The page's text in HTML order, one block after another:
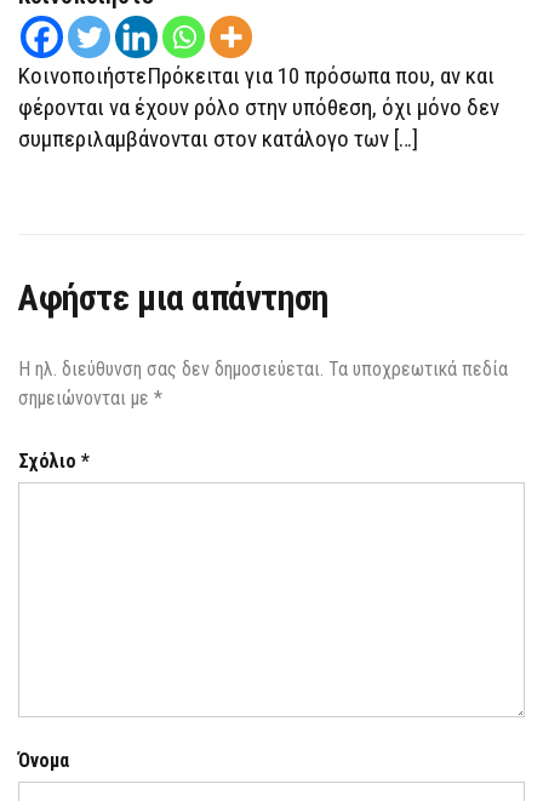
ΚοινοποιήστεΠρόκειται για 10 πρόσωπα που, αν και
φέρονται να έχουν ρόλο στην υπόθεση, όχι μόνο δεν
συμπεριλαμβάνονται στον κατάλογο των […]
Αφήστε μια απάντηση
Η ηλ. διεύθυνση σας δεν δημοσιεύεται. Τα υποχρεωτικά πεδία
σημειώνονται με *
Σχόλιο *
Όνομα